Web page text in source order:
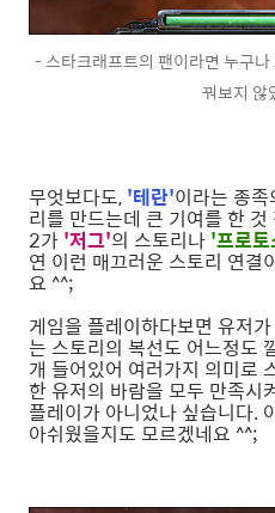
- 스타크래프트의 팬이라면 누구
꿔보지 않
무엇보다도, '테란'이라는 종
리를 만드는데 큰 기여를 한
2가 '저그'의 스토리나 '프로
연 이런 매끄러운 스토리 연결
요 ^^;
게임을 플레이하다보면 유저
는 스토리의 복선도 어느정도
개 들어있어 여러가지 의미로
한 유저의 바람을 모두 만족시
플레이가 아니었나 싶습니다.
아쉬웠을지도 모르겠네요 ^^;